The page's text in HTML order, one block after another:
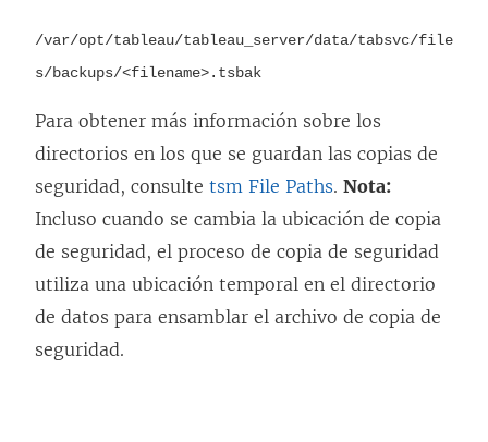
/var/opt/tableau/tableau_server/data/tabsvc/file
s/backups/<filename>.tsbak
Para obtener más información sobre los
directorios en los que se guardan las copias de
seguridad, consulte tsm File Paths. Nota:
Incluso cuando se cambia la ubicación de copia
de seguridad, el proceso de copia de seguridad
utiliza una ubicación temporal en el directorio
de datos para ensamblar el archivo de copia de
seguridad.